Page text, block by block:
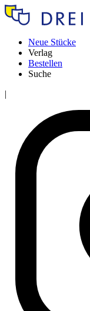
Neue Stücke
Verlag
Bestellen
Suche
|